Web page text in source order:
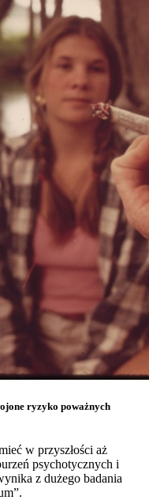
ryzyko poważnych
w przyszłości aż
psychotycznych i
z dużego badania